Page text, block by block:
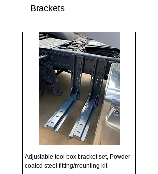
Brackets
Adjustable tool box bracket set, Powder
coated steel fitting/mounting kit